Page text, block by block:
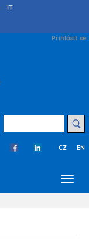
IT
User
Přihlásit se
CZ EN